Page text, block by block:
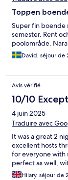
Toppen
Super fin boende
semester. Rent
poolområde.
David, séjour de
Avis vérifié
10/10
4 juin 2025
Traduire avec
It was a great 2
excellent hosts
for everyone with
perfect as well,
Hilary, séjour de